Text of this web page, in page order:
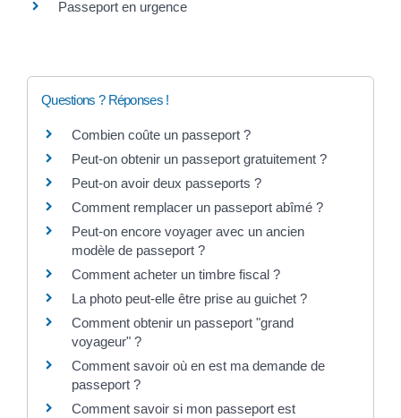
Passeport en urgence
Questions ? Réponses !
Combien coûte un passeport ?
Peut-on obtenir un passeport gratuitement ?
Peut-on avoir deux passeports ?
Comment remplacer un passeport abîmé ?
Peut-on encore voyager avec un ancien
modèle de passeport ?
Comment acheter un timbre fiscal ?
La photo peut-elle être prise au guichet ?
Comment obtenir un passeport "grand
voyageur" ?
Comment savoir où en est ma demande de
passeport ?
Comment savoir si mon passeport est